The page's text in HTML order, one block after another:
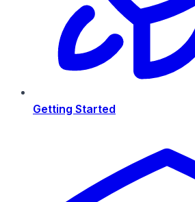
Getting Started